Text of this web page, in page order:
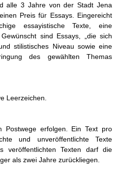
alle 3 Jahre von der Stadt Jena
Preis für Essays. Eingereicht
essayistische Texte, eine
sind Essays, „die sich
stilistisches Niveau sowie eine
des gewählten Themas
Leerzeichen.
Postwege erfolgen. Ein Text pro
und unveröffentlichte Texte
veröffentlichten Texten darf die
als zwei Jahre zurückliegen.